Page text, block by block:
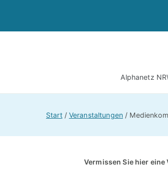
springen
Alphanetz
Start Veranstaltungen
Vermissen Sie hier